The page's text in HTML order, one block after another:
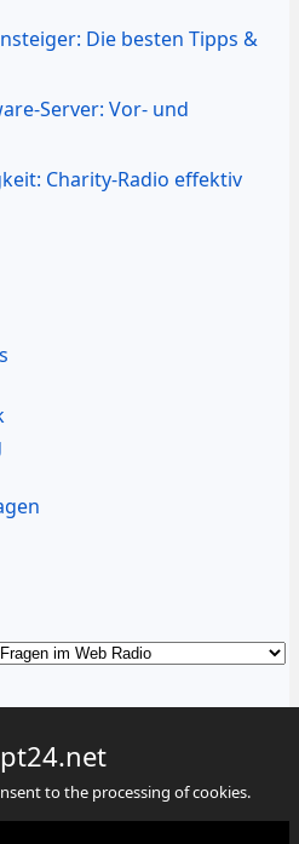
Die besten Tipps &
Server: Vor- und
Charity-Radio effektiv
Impressum
to the processing of cookies.